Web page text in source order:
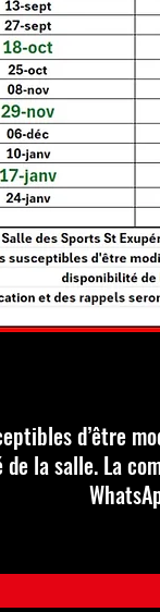
d’être
la salle. La